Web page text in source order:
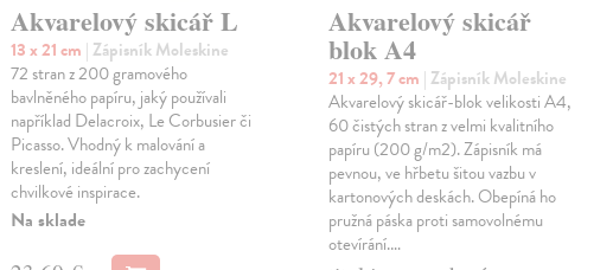
Akvarelový skicář L
13 x 21 cm | Zápisník Moleskine
72 stran z 200 gramového
bavlněného papíru, jaký používali
například Delacroix, Le Corbusier či
Picasso. Vhodný k malování a
kreslení, ideální pro zachycení
chvilkové inspirace.
Na sklade
Akvarelový skicář
blok A4
21 x 29, 7 cm | Zápisník Moleskine
Akvarelový skicář-blok velikosti A4,
60 čistých stran z velmi kvalitního
papíru (200 g/m2). Zápisník má
pevnou, ve hřbetu šitou vazbu v
kartonových deskách. Obepíná ho
pružná páska proti samovolnému
otevírání.…